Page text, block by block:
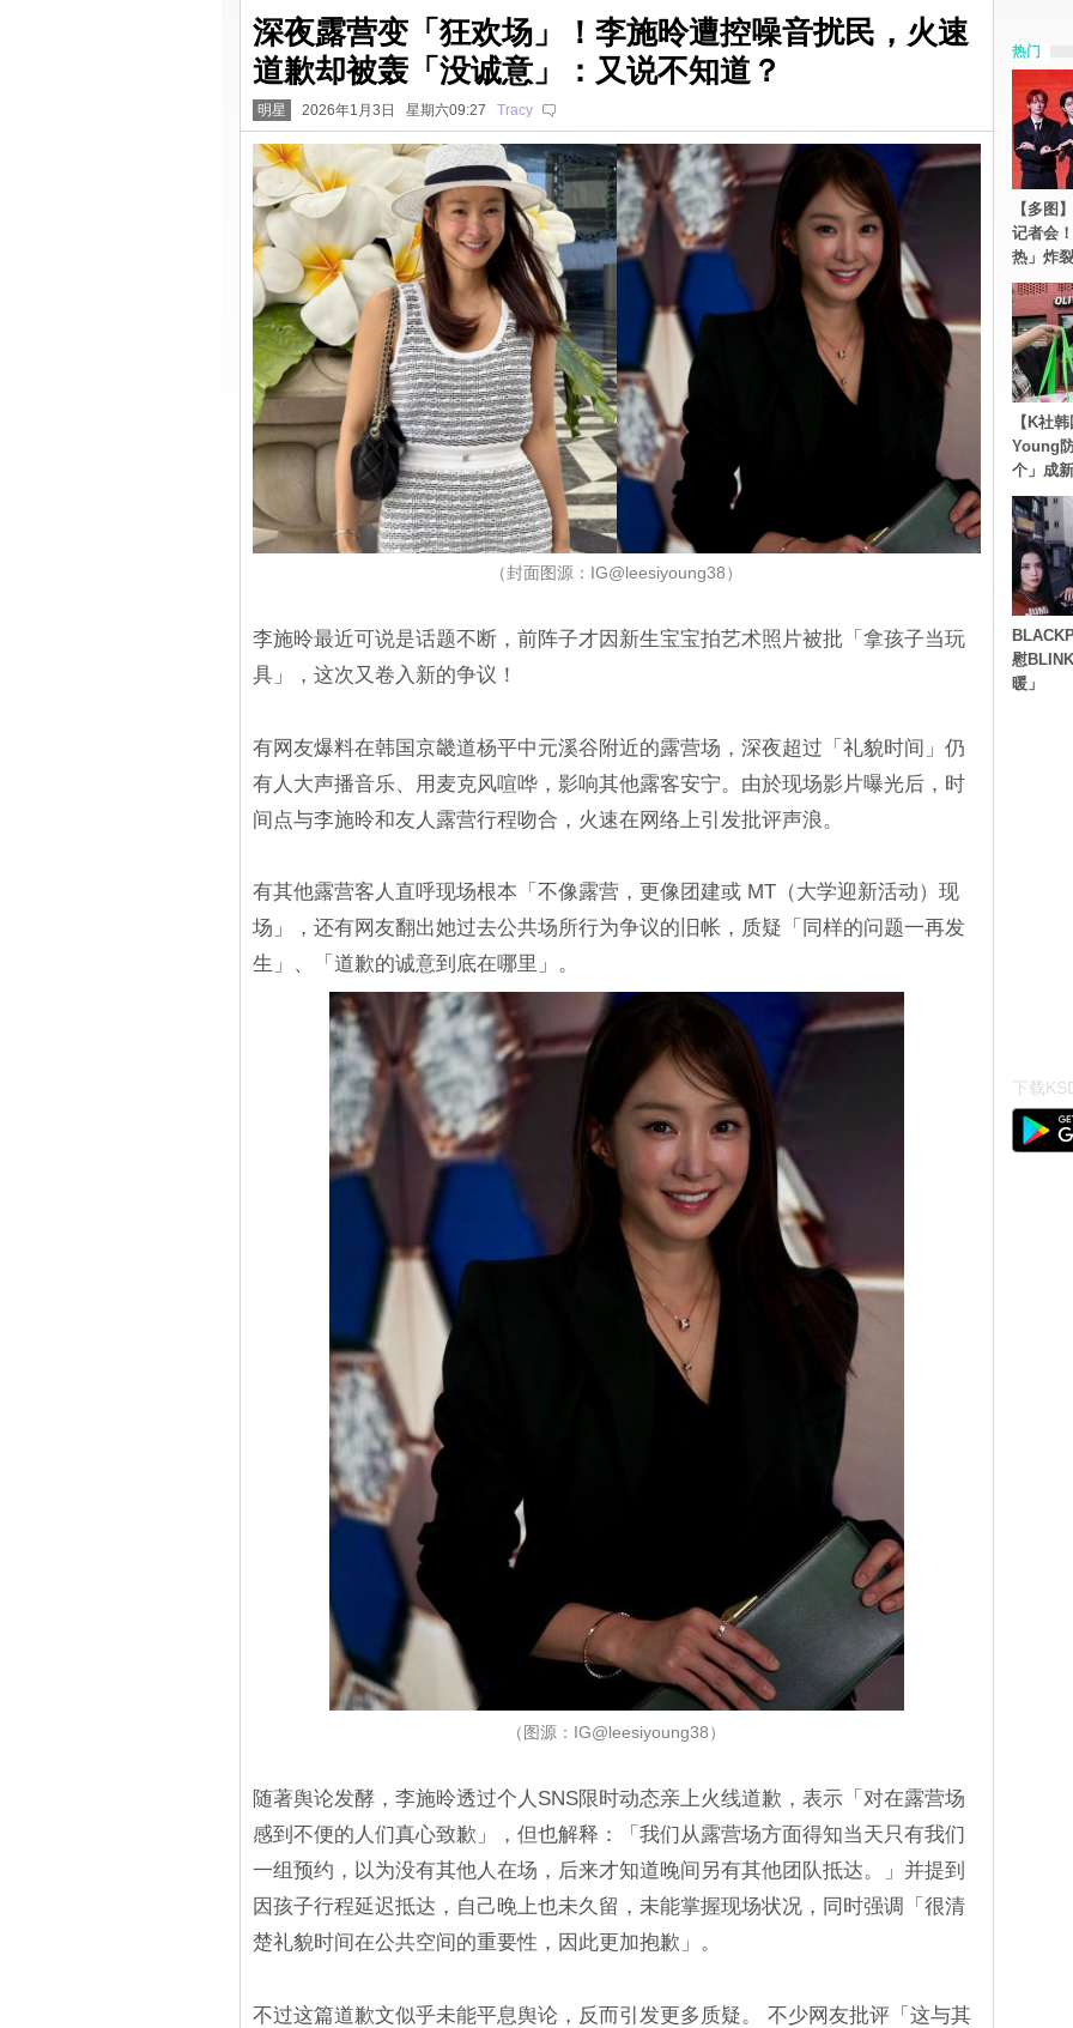
深夜露营变「狂欢场」！李施昤遭控噪音扰民，火速
道歉却被轰「没诚意」：又说不知道？
明星 2026年1月3日 星期六09:27 Tracy
（封面图源：IG@leesiyoung38）
李施昤最近可说是话题不断，前阵子才因新生宝宝拍艺术照片被批「拿孩子当玩
具」，这次又卷入新的争议！
有网友爆料在韩国京畿道杨平中元溪谷附近的露营场，深夜超过「礼貌时间」仍
有人大声播音乐、用麦克风喧哗，影响其他露客安宁。由於现场影片曝光后，时
间点与李施昤和友人露营行程吻合，火速在网络上引发批评声浪。
有其他露营客人直呼现场根本「不像露营，更像团建或 MT（大学迎新活动）现
场」，还有网友翻出她过去公共场所行为争议的旧帐，质疑「同样的问题一再发
生」、「道歉的诚意到底在哪里」。
（图源：IG@leesiyoung38）
随著舆论发酵，李施昤透过个人SNS限时动态亲上火线道歉，表示「对在露营场
感到不便的人们真心致歉」，但也解释：「我们从露营场方面得知当天只有我们
一组预约，以为没有其他人在场，后来才知道晚间另有其他团队抵达。」并提到
因孩子行程延迟抵达，自己晚上也未久留，未能掌握现场状况，同时强调「很清
楚礼貌时间在公共空间的重要性，因此更加抱歉」。
不过这篇道歉文似乎未能平息舆论，反而引发更多质疑。 不少网友批评「这与其
热门
【多图
记者会
热」炸
【K社
Young
个」成
慰
暖」
下载